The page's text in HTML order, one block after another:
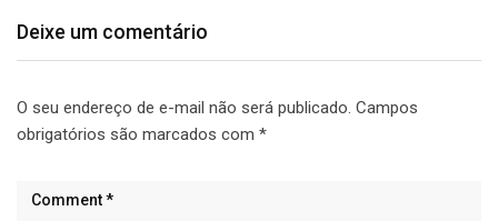
Deixe um comentário
O seu endereço de e-mail não será publicado. Campos
obrigatórios são marcados com *